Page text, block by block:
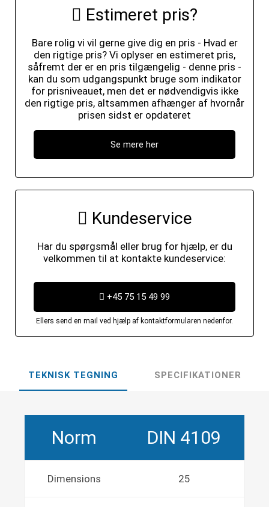
Estimeret pris?
Bare rolig vi vil gerne give dig en pris - Hvad er
den rigtige pris? Vi oplyser en estimeret pris,
såfremt der er en pris tilgængelig - denne pris -
kan du som udgangspunkt bruge som indikator
for prisniveauet, men det er nødvendigvis ikke
den rigtige pris, altsammen afhænger af hvornår
prisen sidst er opdateret
Se mere her
Kundeservice
Har du spørgsmål eller brug for hjælp, er du
velkommen til at kontakte kundeservice:
+45 75 15 49 99
Ellers send en mail ved hjælp af kontaktformularen nedenfor.
TEKNISK TEGNING SPECIFIKATIONER
Norm DIN 4109
Dimensions 25